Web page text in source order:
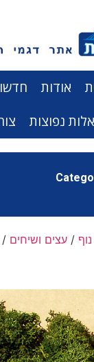
אודות
נפוצות
/ עצים ושיחים /